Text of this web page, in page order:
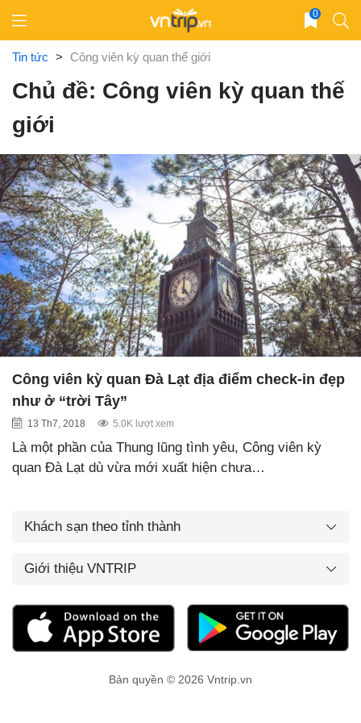
content
0
Tin tức > Công viên kỳ quan thế giới
Chủ đề: Công viên kỳ quan thế
giới
Công viên kỳ quan Đà Lạt địa điểm check-in đẹp
như ở “trời Tây”
13 Th7, 2018 5.0K lượt xem
Là một phần của Thung lũng tình yêu, Công viên kỳ
quan Đà Lạt dù vừa mới xuất hiện chưa…
Khách sạn theo tỉnh thành
Giới thiệu VNTRIP
Bản quyền © 2026 Vntrip.vn